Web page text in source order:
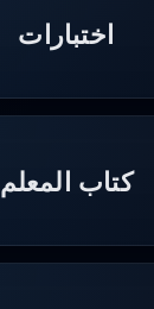
اختبارات
كتاب المعلم